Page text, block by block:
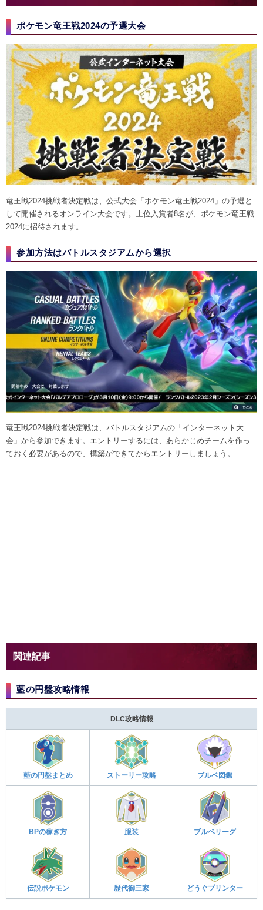
ポケモン竜王戦2024の予選大会
竜王戦2024挑戦者決定戦は、公式大会「ポケモン竜王戦2024」の予選と
して開催されるオンライン大会です。上位入賞者8名が、ポケモン竜王戦
2024に招待されます。
参加方法はバトルスタジアムから選択
竜王戦2024挑戦者決定戦は、バトルスタジアムの「インターネット大
会」から参加できます。エントリーするには、あらかじめチームを作っ
ておく必要があるので、構築ができてからエントリーしましょう。
関連記事
藍の円盤攻略情報
DLC攻略情報
藍の円盤まとめ ストーリー攻略 ブルベ図鑑
BPの稼ぎ方 服装 ブルベリーグ
伝説ポケモン 歴代御三家 どうぐプリンター